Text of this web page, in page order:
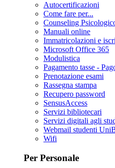
Autocertificazioni
Come fare per...
Counseling
Manuali online
Immatricolazioni e
Microsoft Office 365
Modulistica
Pagamento tasse -
Prenotazione esami
Rassegna stampa
Recupero password
SensusAccess
Servizi bibliotecari
Servizi digitali agli
Webmail studenti
Wifi
Per Personale